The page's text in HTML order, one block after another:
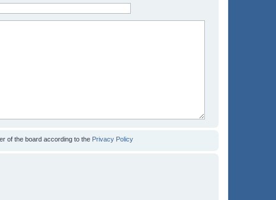
of the board according to the Privacy Policy